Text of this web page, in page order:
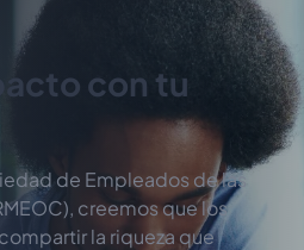
con tu
de Empleados de las
creemos que los
la riqueza que